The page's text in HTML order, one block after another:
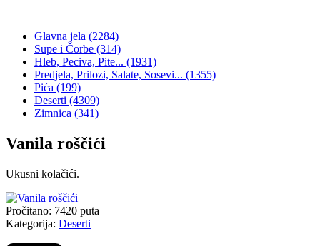
Glavna jela (2284)
Supe i Čorbe (314)
Hleb, Peciva, Pite... (1931)
Predjela, Prilozi, Salate, Sosevi... (1355)
Pića (199)
Deserti (4309)
Zimnica (341)
Vanila roščići
Ukusni kolačići.
Pročitano: 7420 puta
Kategorija: Deserti